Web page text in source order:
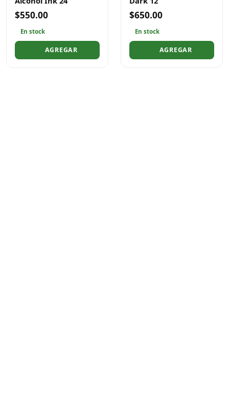
$550.00
En stock
AGREGAR
$650.00
En stock
AGREGAR